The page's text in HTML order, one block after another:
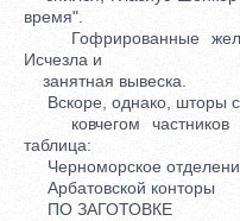
время".
Гофрированные
Исчезла и
занятная вывеска.
Вскоре, однако, шторы
ковчегом частников
таблица:
Черноморское
Арбатовской конторы
ПО ЗАГОТОВКЕ